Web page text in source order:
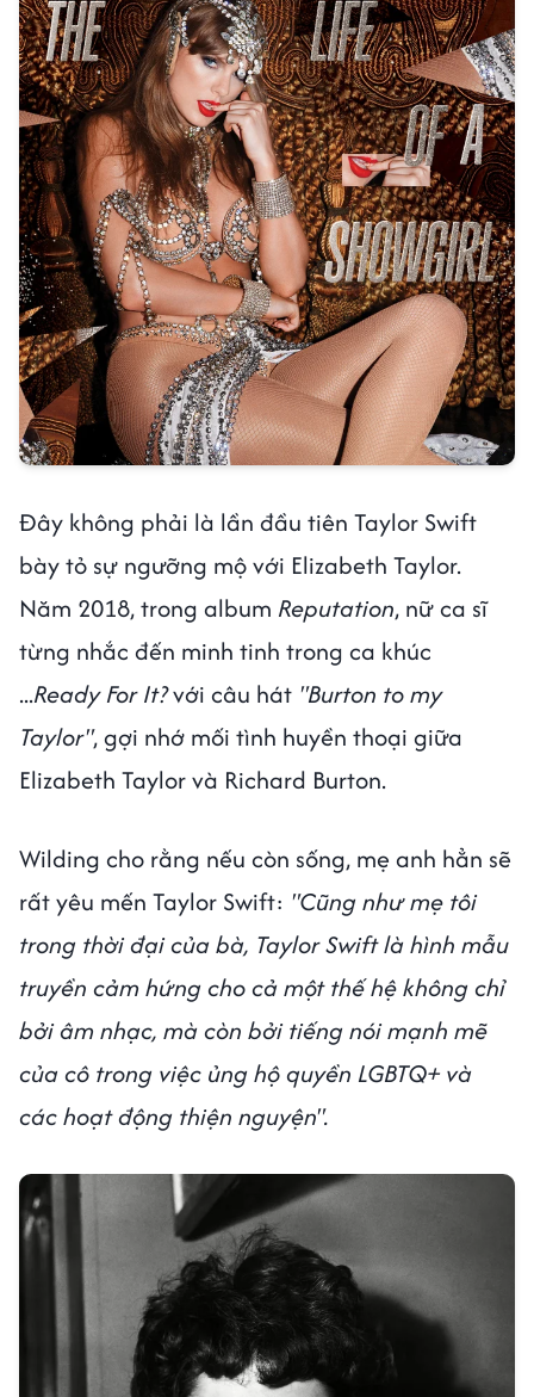
Đây không phải là lần đầu tiên Taylor Swift
bày tỏ sự ngưỡng mộ với Elizabeth Taylor.
Năm 2018, trong album Reputation, nữ ca sĩ
từng nhắc đến minh tinh trong ca khúc
...Ready For It?với câu hát "Burton to my
Taylor", gợi nhớ mối tình huyền thoại giữa
Elizabeth Taylor và Richard Burton.
Wilding cho rằng nếu còn sống, mẹ anh hẳn sẽ
rất yêu mến Taylor Swift: "Cũng như mẹ tôi
trong thời đại của bà, Taylor Swift là hình mẫu
truyền cảm hứng cho cả một thế hệ không chỉ
bởi âm nhạc, mà còn bởi tiếng nói mạnh mẽ
của cô trong việc ủng hộ quyền LGBTQ+ và
các hoạt động thiện nguyện".